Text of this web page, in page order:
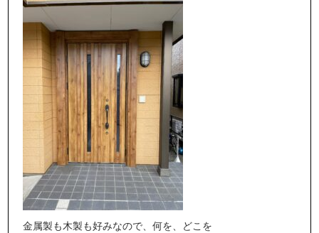
金属製も木製も好みなので、何を、どこを